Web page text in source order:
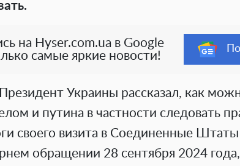
на Hyser.com.ua в Google
самые яркие новости!
Украины рассказал, как
и путина в частности следовать
своего визита в Соединенные
обращении 28 сентября 2024